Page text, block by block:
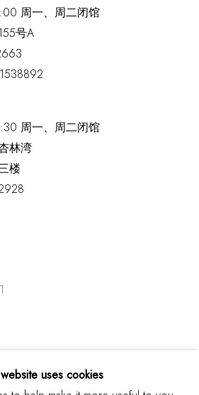
周一、周二闭馆
号A
周一、周二闭馆
林湾
楼
uses cookies